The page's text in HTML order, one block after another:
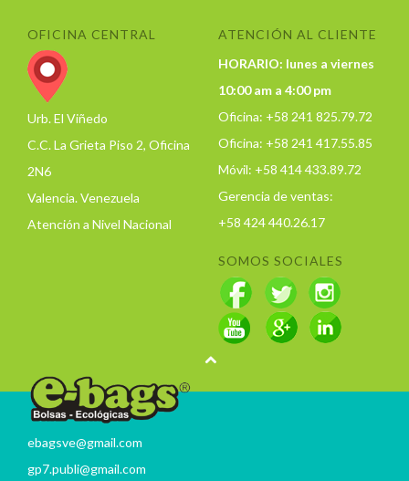
OFICINA CENTRAL
Urb. El Viñedo
C.C. La Grieta Piso 2, Oficina
2N6
Valencia. Venezuela
Atención a Nivel Nacional
ATENCIÓN AL CLIENTE
HORARIO: lunes a viernes
10:00 am a 4:00 pm
Oficina: +58 241 825.79.72
Oficina: +58 241 417.55.85
Móvil: +58 414 433.89.72
Gerencia de ventas:
+58 424 440.26.17
SOMOS SOCIALES
ebagsve@gmail.com
gp7.publi@gmail.com